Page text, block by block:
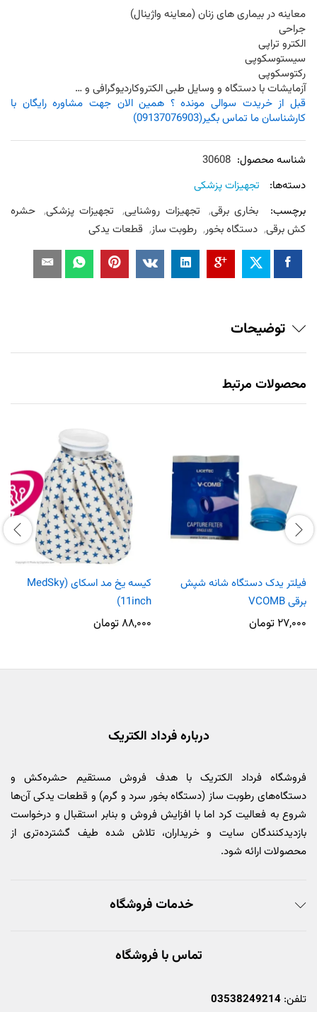
معاینه در بیماری های زنان (معاینه واژینال)
جراحی
الکترو تراپی
سیستوسکوپی
رکتوسکوپی
آزمایشات با دستگاه و وسایل طبی الکتروکاردیوگرافی و …
قبل از خریدت سوالی مونده ؟ همین الان جهت مشاوره رایگان با
کارشناسان ما تماس بگیر(09137076903)
شناسه محصول: 30608
دسته‌ها:
تجهیزات پزشکی
برچسب:
بخاری برقی, تجهیزات روشنایی, تجهیزات پزشکی, حشره
کش برقی, دستگاه بخور, رطوبت ساز, قطعات یدکی
توضیحات
محصولات مرتبط
فیلتر یدک دستگاه شانه شپش
برقی VCOMB
۲۷,۰۰۰ تومان
کیسه یخ مد اسکای (MedSky
(11inch
۸۸,۰۰۰تومان
درباره فرداد الکتریک
فروشگاه فرداد الکتریک با هدف فروش مستقیم حشره‌کش و
دستگاه‌های رطوبت ساز (دستگاه بخور سرد و گرم) و قطعات یدکی آن‌ها
شروع به فعالیت کرد اما با افزایش فروش و بنابر استقبال و درخواست
بازدیدکنندگان سایت و خریداران، تلاش شده طیف گشترده‌تری از
محصولات ارائه شود.
خدمات فروشگاه
تماس با فروشگاه
تلفن: 03538249214